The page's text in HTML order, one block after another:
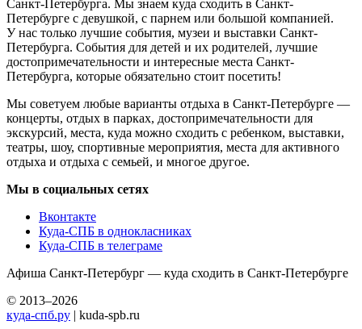
Санкт-Петербурга. Мы знаем куда сходить в Санкт-
Петербурге с девушкой, с парнем или большой компанией.
У нас только лучшие события, музеи и выставки Санкт-
Петербурга. События для детей и их родителей, лучшие
достопримечательности и интересные места Санкт-
Петербурга, которые обязательно стоит посетить!
Мы советуем любые варианты отдыха в Санкт-Петербурге —
концерты, отдых в парках, достопримечательности для
экскурсий, места, куда можно сходить с ребенком, выставки,
театры, шоу, спортивные мероприятия, места для активного
отдыха и отдыха с семьей, и многое другое.
Мы в социальных сетях
Вконтакте
Куда-СПБ в однокласниках
Куда-СПБ в телеграме
Афиша Санкт-Петербург — куда сходить в Санкт-Петербурге
© 2013–2026
куда-спб.ру | kuda-spb.ru